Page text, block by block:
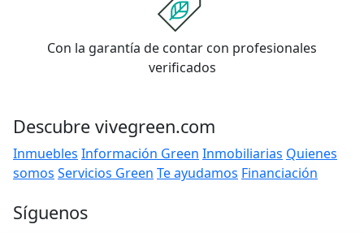
Con la garantía de contar con profesionales
verificados
Descubre vivegreen.com
Inmuebles Información Green Inmobiliarias Quienes
somos Servicios Green Te ayudamos Financiación
Síguenos